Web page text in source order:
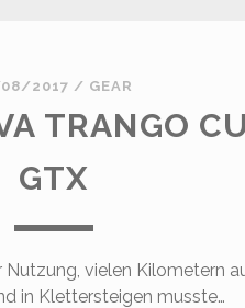
2017 / GEAR
TRANGO
GTX
Nutzung, vielen Kilometern
in Klettersteigen musste…